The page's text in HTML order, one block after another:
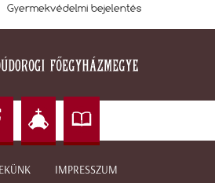
Gyermekvédelmi bejelentés
IMPRESSZUM